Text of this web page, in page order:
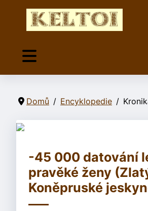
Domů Encyklopedie
-45 000 datování
pravěké ženy
Koněpruské